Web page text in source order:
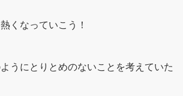
くなっていこう！
うにとりとめのないことを考えていた